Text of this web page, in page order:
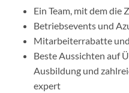
Ein Team, mit dem die
Betriebsevents und
Mitarbeiterrabatte
Beste Aussichten auf
Ausbildung und
expert